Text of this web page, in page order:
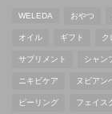
WELEDA おやつ
オイル ギフト ク
サプリメント シャン
ニキビケア ヌビアン
ピーリング フェイス